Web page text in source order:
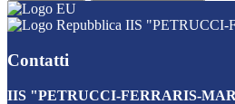
IIS "PETRUCCI-
Contatti
IIS "PETRUCCI-FERRARIS-